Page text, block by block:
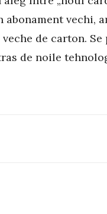
abonament vechi,
de carton. Se
de noile